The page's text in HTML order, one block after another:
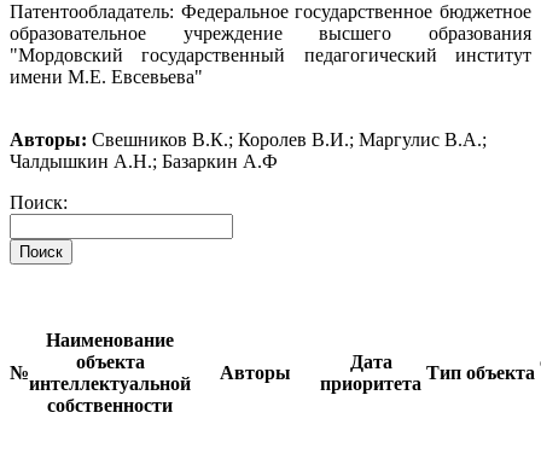
Патентообладатель: Федеральное государственное бюджетное
образовательное учреждение высшего образования
"Мордовский государственный педагогический институт
имени М.Е. Евсевьева"
Авторы: Свешников В.К.; Королев В.И.; Маргулис В.А.;
Чалдышкин А.Н.; Базаркин А.Ф
Поиск:
Поиск
№
Наименование
объекта
интеллектуальной
собственности
Авторы
Дата
приоритета
Тип объекта